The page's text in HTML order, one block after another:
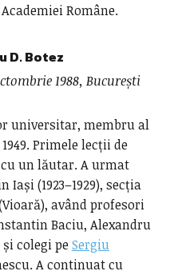
Române.
D. Botez
1988, București
universitar, membru al
Primele lecții de
un lăutar. A urmat
(1923–1929), secția
având profesori
Baciu, Alexandru
colegi peSergiu
A continuat cu